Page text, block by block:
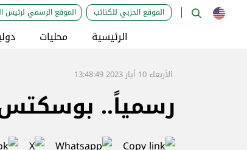
الموقع الحزبي للكتائب الموقع الرسمي لرئيس
الرئيسية محليات
الأربعاء 10 أيار 2023 13:48:49
رسمياً.. بوسكتس